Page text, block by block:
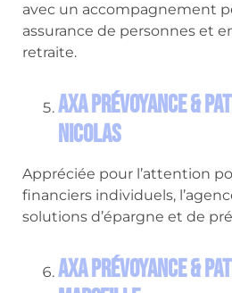
avec un accompagnement
assurance de personnes et
retraite.
AXA Prévoyance &
Nicolas
Appréciée pour l’attention
financiers individuels,
solutions d’épargne et de
AXA Prévoyance &